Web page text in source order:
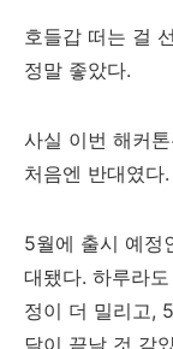
호들갑 떠는 걸
정말 좋았다.
사실 이번 해커
처음엔 반대였다.
5월에 출시 예정
대됐다. 하루라
정이 더 밀리고,
달이 끝날 것 같